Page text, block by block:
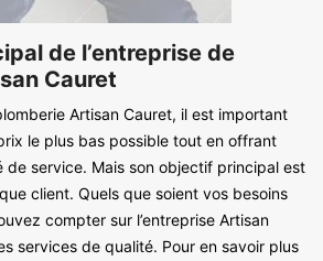
de l’entreprise de
Cauret
Artisan Cauret, il est important
le plus bas possible tout en offrant
de service. Mais son objectif principal est
client. Quels que soient vos besoins
compter sur l’entreprise Artisan
services de qualité. Pour en savoir plus